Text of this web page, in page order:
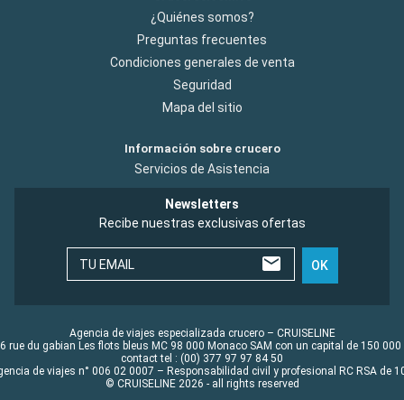
¿Quiénes somos?
Preguntas frecuentes
Condiciones generales de venta
Seguridad
Mapa del sitio
Información sobre crucero
Servicios de Asistencia
Newsletters
Recibe nuestras exclusivas ofertas
TU EMAIL OK
Agencia de viajes especializada crucero – CRUISELINE
rue du gabian Les flots bleus MC 98 000 Monaco SAM con un capital de 150 000
contact tel : (00) 377 97 97 84 50
de viajes n° 006 02 0007 – Responsabilidad civil y profesional RC RSA de
© CRUISELINE 2026 - all rights reserved